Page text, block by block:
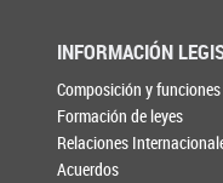
INFORMACIÓN
Composición y funciones
Formación de leyes
Relaciones
Acuerdos